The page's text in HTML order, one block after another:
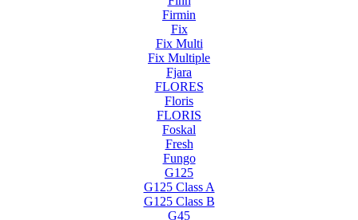
Firmin
Fix
Fix Multi
Fix Multiple
Fjara
FLORES
Floris
FLORIS
Foskal
Fresh
Fungo
G125
G125 Class A
G125 Class B
G45